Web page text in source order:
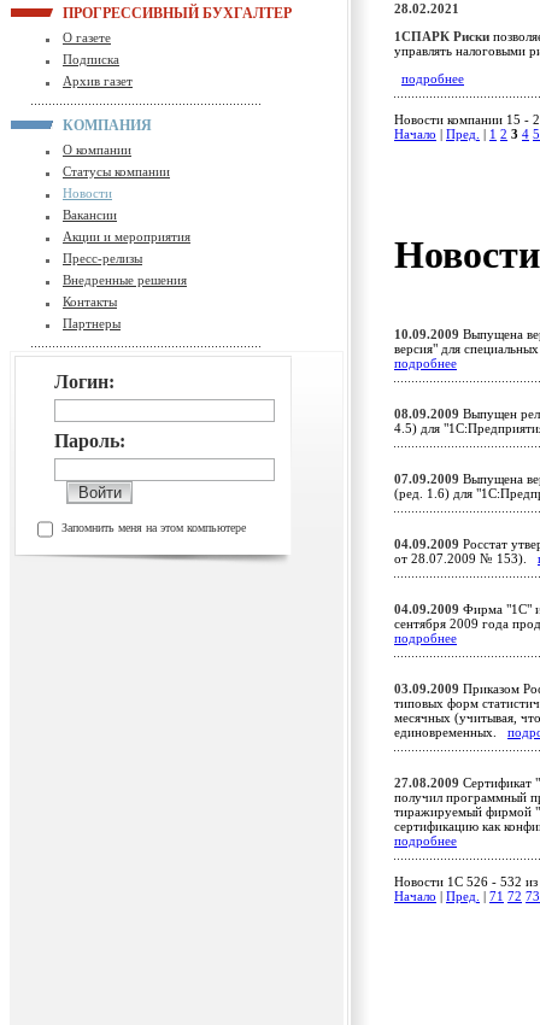
ПРОГРЕССИВНЫЙ БУХГАЛТЕР
О газете
Подписка
Архив газет
КОМПАНИЯ
О компании
Статусы компании
Новости
Вакансии
Акции и мероприятия
Пресс-релизы
Внедренные решения
Контакты
Партнеры
Логин:
Пароль:
Запомнить меня на этом компьютере
28.02.2021
1СПАРК Риски
управлять налоговыми
подробнее
Новости компании 15 -
Начало
Пред. 1 2 3 4 5
10.09.2009 Выпущена
версия" для
подробнее
08.09.2009 Выпущен
4.5) для
07.09.2009 Выпущена
(ред. 1.6) для
04.09.2009 Росстат
от 28.07.2009 № 153).
04.09.2009 Фирма "1С"
сентября 2009 года
подробнее
03.09.2009 Приказом
типовых форм
месячных (учитывая,
единовременных.
27.08.2009 Сертификат
получил программный
тиражируемый фирмой
сертификацию как
подробнее
Новости 1C 526 - 532
Начало
Пред. 71 72 73